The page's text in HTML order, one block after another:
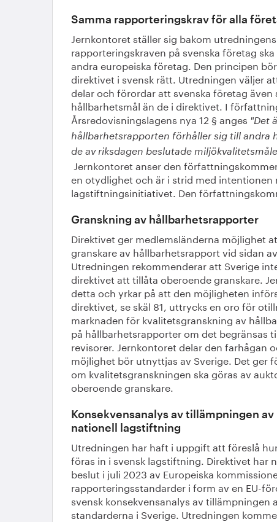
Samma rapporteringskrav för alla
Jernkontoret ställer sig bakom
rapporteringskraven på svenska företag
andra europeiska företag. Den principen
direktivet i svensk rätt. Utredningen väljer
delar och förordar att svenska företag även
hållbarhetsmål än de i direktivet. I
Årsredovisningslagens nya 12 § anges "Det
hållbarhetsrapporten förhåller sig till andra
de av riksdagen beslutade
Jernkontoret anser den
en otydlighet och är i strid med intentionen
lagstiftningsinitiativet. Den
Granskning av hållbarhetsrapporter
Direktivet ger medlemsländerna möjlighet
granskare av hållbarhetsrapport vid sidan
Utredningen rekommenderar att Sverige
direktivet att tillåta oberoende granskare.
detta och yrkar på att den möjligheten
direktivet, se skäl 81, uttrycks en oro för
marknaden för kvalitetsgranskning av
på hållbarhetsrapporter om det begränsas
revisorer. Jernkontoret delar den farhågan
möjlighet bör utnyttjas av Sverige. Det ger
om kvalitetsgranskningen ska göras av
oberoende granskare.
Konsekvensanalys av tillämpningen av
nationell lagstiftning
Utredningen har haft i uppgift att föreslå
föras in i svensk lagstiftning. Direktivet har
beslut i juli 2023 av Europeiska
rapporteringsstandarder i form av en EU-
svensk konsekvensanalys av tillämpningen
standarderna i Sverige. Utredningen